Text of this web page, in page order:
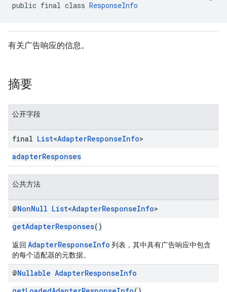
public final class ResponseInfo
有关广告响应的信息。
摘要
公开字段
final List<AdapterResponseInfo>
adapterResponses
公共方法
@NonNull List<AdapterResponseInfo>
getAdapterResponses()
返回 AdapterResponseInfo 列表，其中具有广告响应中包含
的每个适配器的元数据。
@Nullable AdapterResponseInfo